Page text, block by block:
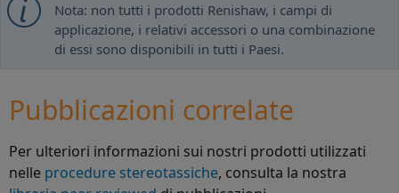
Nota: non tutti i prodotti Renishaw, i campi di
applicazione, i relativi accessori o una combinazione
di essi sono disponibili in tutti i Paesi.
Pubblicazioni correlate
Per ulteriori informazioni sui nostri prodotti utilizzati
nelle procedure stereotassiche, consulta la nostra